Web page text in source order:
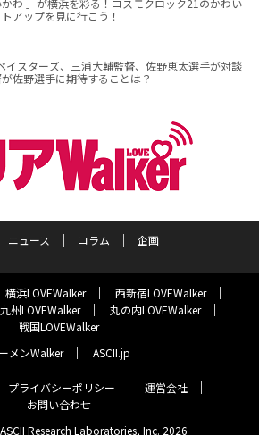
わ 」が横浜を彩る！コスモクロック21のかわい
アップを見に行こう！
イスターズ、三浦大輔監督、佐野恵太選手が対談
佐野選手に期待することは？
ニュース コラム 企画
横浜LOVEWalker
西新宿LOVEWalker
九州LOVEWalker
丸の内LOVEWalker
戦国LOVEWalker
メンWalker
ASCII.jp
プライバシーポリシー
運営会社
お問い合わせ
Research Laboratories, Inc. 2026